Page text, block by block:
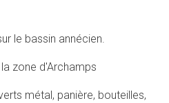
le bassin annécien.
zone d'Archamps
métal, panière, bouteilles,